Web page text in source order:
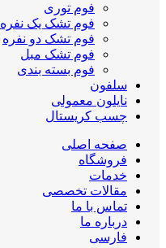
فوم توری
فوم تشک یک نفره
فوم تشک دو نفره
فوم تشک مبل
فوم بسته بندی
سلفون
نایلون معمولی
چسب کریستال
صفحه اصلی
فروشگاه
خدمات
مقالات تخصصی
تماس با ما
درباره ما
فارسی